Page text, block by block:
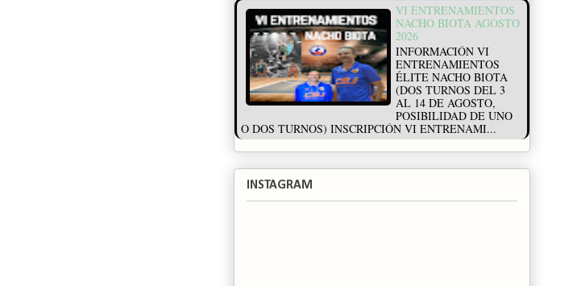
VI ENTRENAMIENTOS
NACHO BIOTA AGOSTO
2026
INFORMACIÓN VI
ENTRENAMIENTOS
ÉLITE NACHO BIOTA
(DOS TURNOS DEL 3
AL 14 DE AGOSTO,
POSIBILIDAD DE UNO
O DOS TURNOS) INSCRIPCIÓN VI ENTRENAMI...
INSTAGRAM